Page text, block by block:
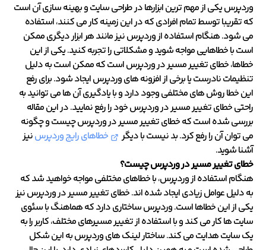
وردپرس یکی از مهم ترین ابزارها در طراحی سایت و بهینه سازی آن است
که تقریبا توسط تمام افرادی که در این زمینه کار می کنند، استفاده
می شود. هنگام استفاده از وردپرس نیز مانند هر ابزار دیگری ممکن
است با خطاهایی مواجه شوید و مشکلاتی را تجربه کنید. یکی از این
خطاها، خطای تغییر مسیر در وردپرس است که ممکن است به دلیل
تنظیمات نادرست یا برخی از افزونه های وردپرس ایجاد شود. برای رفع
این خطا روش های مختلفی وجود دارد و با یادگیری آن ها می توانید به
راحتی خطای تغییر مسیر در وردپرس خود را رفع نمایید. در این مقاله
بررسی شده است که خطای تغییر مسیر در وردپرس چیست و چگونه
می توان آن را رفع کرد. بد نیست با دیگر
خطاهای رایج وردپرسنیز
آشنا شوید.
خطای تغییر مسیر در وردپرس چیست؟
هنگام استفاده از وردپرس، با خطاهای مختلفی مواجه خواهید شد که
به دلیل عوامل زیادی ایجاد شده اند. خطای تغییر مسیر در وردپرس نیز
یکی از این خطاها است. وردپرس ساختاری دارد که هماهنگ با سئوی
سایت ها کار می کند و با استفاده از تغییر مسیرهای مختلف، کاربر را به
یک سایت هدایت می کند. ساختار لینک های وردپرس به این شکل